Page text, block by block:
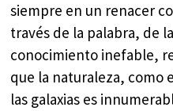
siempre en un renacer
través de la palabra, de
conocimiento inefable,
que la naturaleza, como
las galaxias es